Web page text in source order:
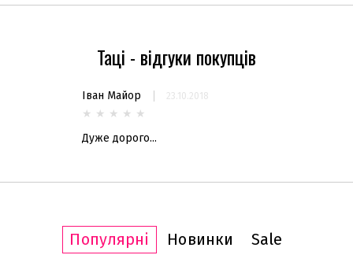
Таці - відгуки покупців
Іван Майор 23.10.2018
★ ★ ★ ★ ★
Дуже дорого...
Популярні Новинки Sale